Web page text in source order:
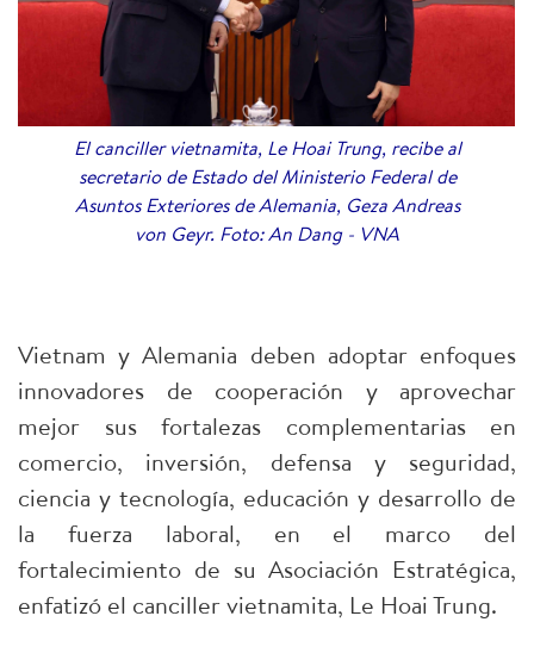
El canciller vietnamita, Le Hoai Trung, recibe al
secretario de Estado del Ministerio Federal de
Asuntos Exteriores de Alemania, Geza Andreas
von Geyr. Foto: An Dang - VNA
Vietnam y Alemania deben adoptar enfoques
innovadores de cooperación y aprovechar
mejor sus fortalezas complementarias en
comercio, inversión, defensa y seguridad,
ciencia y tecnología, educación y desarrollo de
la fuerza laboral, en el marco del
fortalecimiento de su Asociación Estratégica,
enfatizó el canciller vietnamita, Le Hoai Trung.